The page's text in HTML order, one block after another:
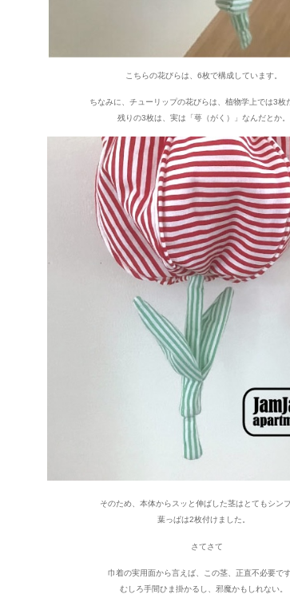
こちらの花びらは、6枚で構成しています。
ちなみに、チューリップの花びらは、植物学上では3枚
残りの3枚は、実は「萼（がく） 」なんだとか。
そのため、本体からスッと伸ばした茎はとてもシンプ
葉っぱは2枚付けました。
さてさて
巾着の実用面から言えば、この茎、正直不必要です
むしろ手間ひま掛かるし、邪魔かもしれない。